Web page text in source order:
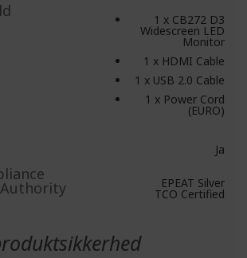
1 x CB272 D3
Widescreen LED
Monitor
1 x HDMI Cable
1 x USB 2.0 Cable
1 x Power Cord
(EURO)
Ja
EPEAT Silver
TCO Certified